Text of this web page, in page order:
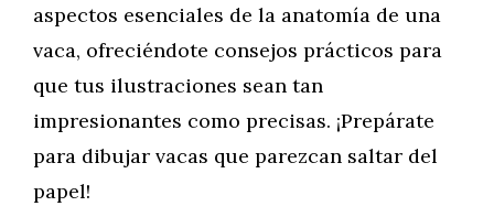
aspectos esenciales de la anatomía de una
vaca, ofreciéndote consejos prácticos para
que tus ilustraciones sean tan
impresionantes como precisas. ¡Prepárate
para dibujar vacas que parezcan saltar del
papel!